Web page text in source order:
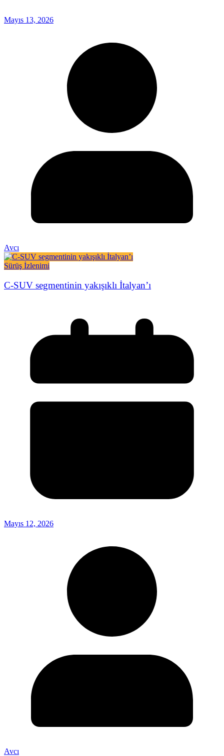
Mayıs 13, 2026
Avcı
Sürüş İzlenimi
C-SUV segmentinin yakışıklı İtalyan’ı
Mayıs 12, 2026
Avcı